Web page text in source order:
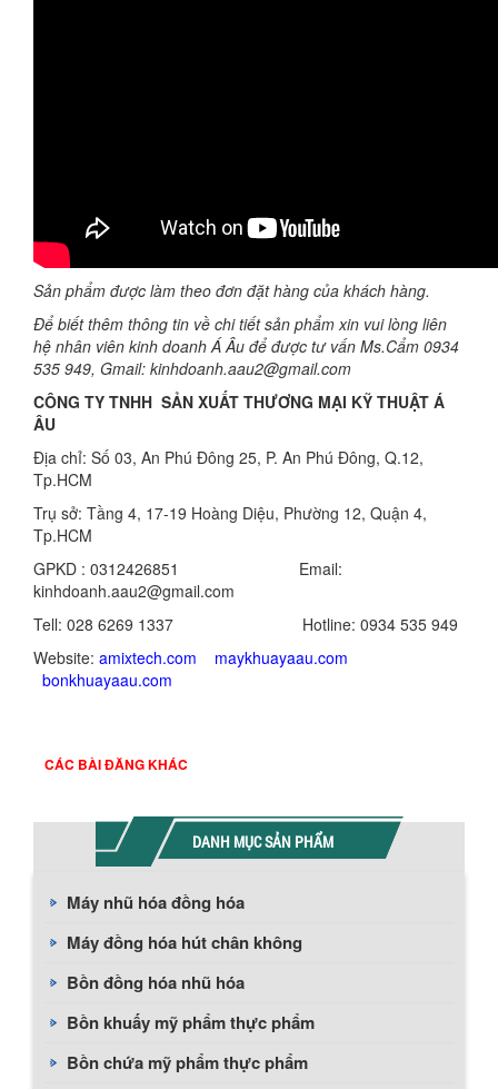
Sản phẩm được làm theo đơn đặt hàng của khách hàng.
Để biết thêm thông tin về chi tiết sản phẩm xin vui lòng liên
hệ nhân viên kinh doanh Á Âu để được tư vấn Ms.Cẩm 0934
535 949, Gmail: kinhdoanh.aau2@gmail.com
CÔNG TY TNHH SẢN XUẤT THƯƠNG MẠI KỸ THUẬT Á
ÂU
Địa chỉ: Số 03, An Phú Đông 25, P. An Phú Đông, Q.12,
Tp.HCM
Trụ sở: Tầng 4, 17-19 Hoàng Diệu, Phường 12, Quận 4,
Tp.HCM
GPKD : 0312426851 Email:
kinhdoanh.aau2@gmail.com
Tell: 028 6269 1337 Hotline: 0934 535 949
Website: amixtech.com
maykhuayaau.com
bonkhuayaau.com
CÁC BÀI ĐĂNG KHÁC
DANH MỤC SẢN PHẨM
Máy nhũ hóa đồng hóa
Máy đồng hóa hút chân không
Bồn đồng hóa nhũ hóa
Bồn khuấy mỹ phẩm thực phẩm
Bồn chứa mỹ phẩm thực phẩm